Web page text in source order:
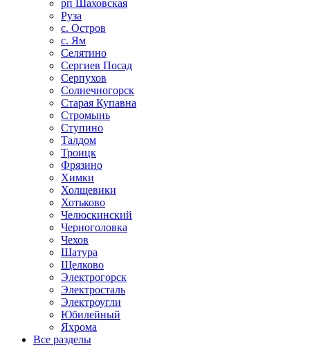
рп Шаховская
Руза
с. Остров
с. Ям
Селятино
Сергиев Посад
Серпухов
Солнечногорск
Старая Купавна
Стромынь
Ступино
Талдом
Троицк
Фрязино
Химки
Холщевики
Хотьково
Челюскинский
Черноголовка
Чехов
Шатура
Щелково
Электрогорск
Электросталь
Электроугли
Юбилейный
Яхрома
Все разделы